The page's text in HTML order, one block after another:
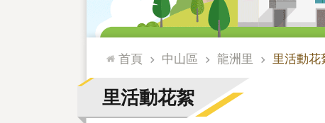
::: 首頁 中山區 龍洲里 里活動花
里活動花絮